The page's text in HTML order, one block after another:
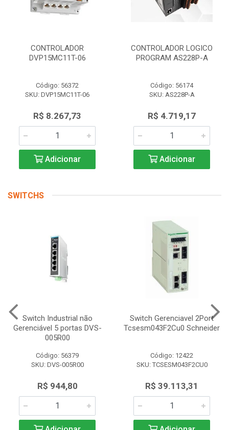
CONTROLADOR
DVP15MC11T-06
Código: 56372
SKU: DVP15MC11T-06
R$ 8.267,73
Adicionar
CONTROLADOR LOGICO
PROGRAM AS228P-A
Código: 56174
SKU: AS228P-A
R$ 4.719,17
Adicionar
SWITCHS
Switch Industrial não
Gerenciável 5 portas DVS-
005R00
Código: 56379
SKU: DVS-005R00
R$ 944,80
Switch Gerenciavel 2Port
Tcsesm043F2Cu0 Schneider
Código: 12422
SKU: TCSESM043F2CU0
R$ 39.113,31